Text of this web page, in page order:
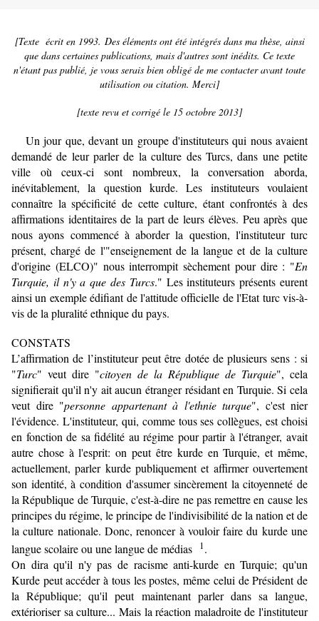
[Texte écrit en 1993. Des éléments ont été intégrés dans ma thèse, ainsi
que dans certaines publications, mais d'autres sont inédits. Ce texte
n'étant pas publié, je vous serais bien obligé de me contacter avant toute
utilisation ou citation. Merci]
[texte revu et corrigé le 15 octobre 2013]
Un jour que, devant un groupe d'instituteurs qui nous avaient
demandé de leur parler de la culture des Turcs, dans une petite
ville où ceux-ci sont nombreux, la conversation aborda,
inévitablement, la question kurde. Les instituteurs voulaient
connaître la spécificité de cette culture, étant confron­tés à des
affirmations identitaires de la part de leurs élèves. Peu après que
nous ayons commencé à aborder la question, l'instituteur turc
présent, chargé de l'"enseignement de la langue et de la culture
d'origine (ELCO)" nous interrompit sèchement pour dire : "En
Turquie, il n'y a que des Turcs." Les instituteurs présents eurent
ainsi un exemple édifiant de l'attitude officielle de l'Etat turc vis-à-
vis de la pluralité ethnique du pays.
CONSTATS
L’affirmation de l’instituteur peut être dotée de plusieurs sens : si
"Turc" veut dire "citoyen de la République de Turquie", cela
signi­fierait qu'il n'y ait aucun étranger résidant en Turquie. Si cela
veut dire "personne appartenant à l'ethnie turque", c'est nier
l'évidence. L'instituteur, qui, comme tous ses collègues, est choisi
en fonction de sa fidélité au régime pour partir à l'étranger, avait
autre chose à l'esprit: on peut être kurde en Turquie, et même,
actuellement, parler kurde publiquement et affirmer ouvertement
son identité, à condition d'assumer sincèrement la citoyenneté de
la République de Turquie, c'est-à-dire ne pas remettre en cause les
principes du régime, le principe de l'indivisibilité de la nation et de
la culture nationale. Donc, renoncer à vouloir faire du kurde une
langue scolaire ou une langue de médias
1.
On dira qu'il n'y pas de racisme anti-kurde en Turquie; qu'un
Kurde peut accéder à tous les postes, même celui de Président de
la République; qu'il peut maintenant parler dans sa langue,
extérioriser sa culture... Mais la réaction maladroite de l'instituteur